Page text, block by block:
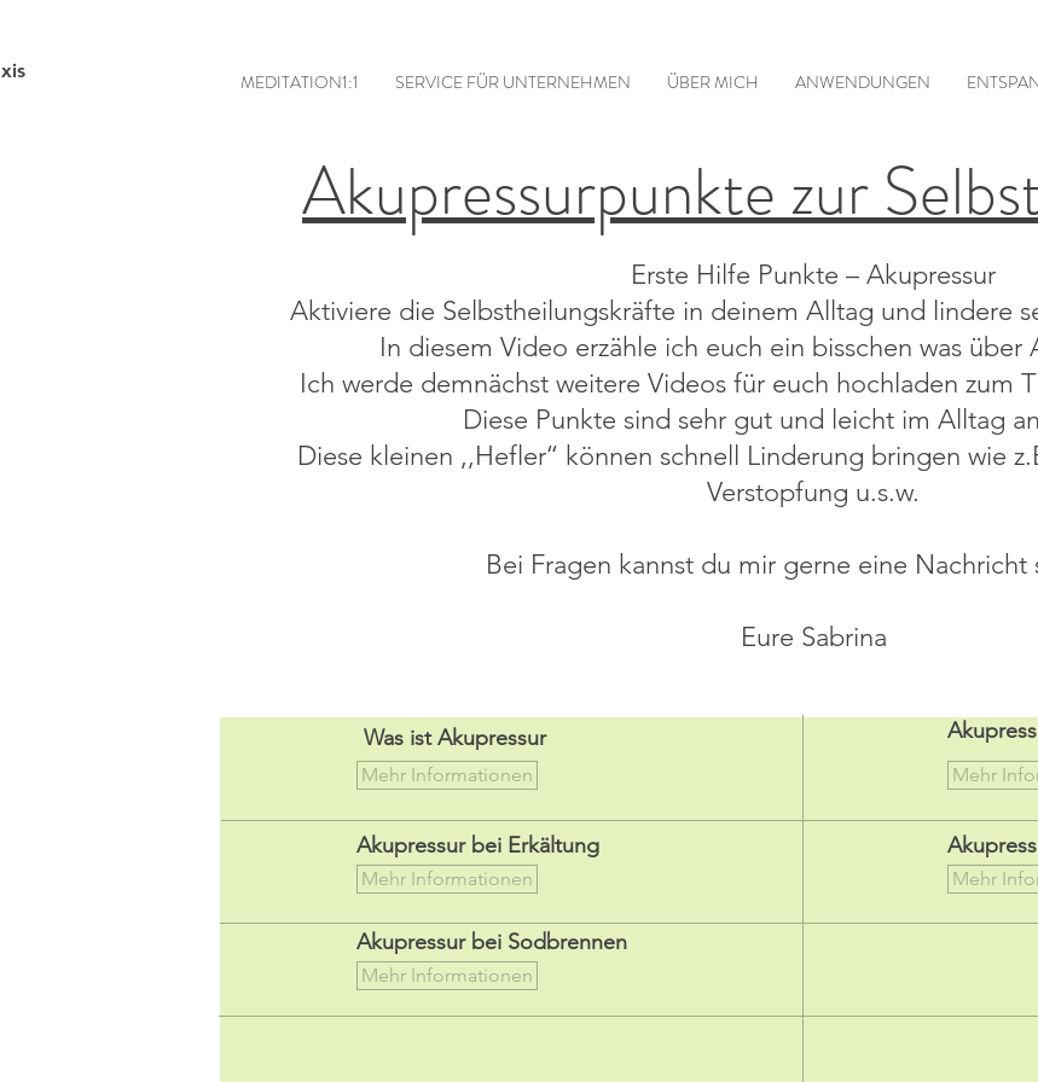
MEDITATION1:1 SERVICE FÜR UNTERNEHMEN ÜBER MICH ANWENDUNGEN
Akupressurpunkte zur
Erste Hilfe Punkte – Akupressur
Aktiviere die Selbstheilungskräfte in deinem Alltag und lindere
In diesem Video erzähle ich euch ein bisschen was über
Ich werde demnächst weitere Videos für euch hochladen zum
Diese Punkte sind sehr gut und leicht im Alltag
Diese kleinen ,,Hefler‘‘ können schnell Linderung bringen wie
Verstopfung u.s.w.
Bei Fragen kannst du mir gerne eine Nachricht
Eure Sabrina
Was ist Akupressur
Mehr Informationen Mehr
Akupressur bei Erkältung
Mehr Informationen Mehr
Akupressur bei Sodbrennen
Mehr Informationen